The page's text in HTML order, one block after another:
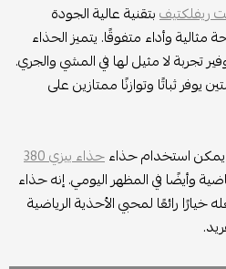
بتقنية عالية الجودة
مثالية وأداء متفوقًا. يتميز الحذاء
تجربة لا مثيل لها في المشي والجري.
ثباتًا وتوازنًا ممتازين على
يمكن استخدام حذاء
حذاء ييزي 380
وأيضًا في المظهر اليومي. إنه حذاء
خيارًا رائعًا لمحبي الأحذية الرياضية